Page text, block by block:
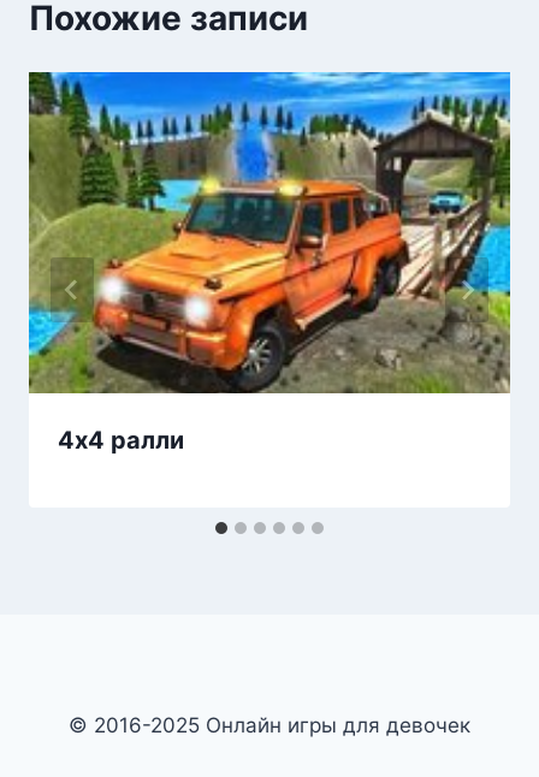
Похожие записи
4х4 ралли
© 2016-2025 Онлайн игры для девочек